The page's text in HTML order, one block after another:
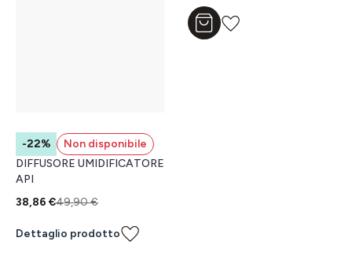
-22%
Non disponibile
DIFFUSORE UMIDIFICATORE
API
38,86 €49,90 €
Dettaglio prodotto
Aggiungi al carrello